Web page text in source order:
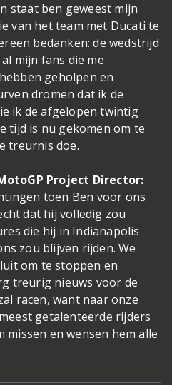
staat ben geweest mijn
van het team met Ducati te
bedanken: de wedstrijd
mijn fans die me
geholpen en
dromen dat ik de
ik de afgelopen twintig
tijd is nu gekomen om te
treurnis doe.
Project Director:
toen Ben voor ons
dat hij volledig zou
die hij in Indianapolis
zou blijven rijden. We
om te stoppen en
treurig nieuws voor de
racen, want naar onze
getalenteerde rijders
missen en wensen hem alle